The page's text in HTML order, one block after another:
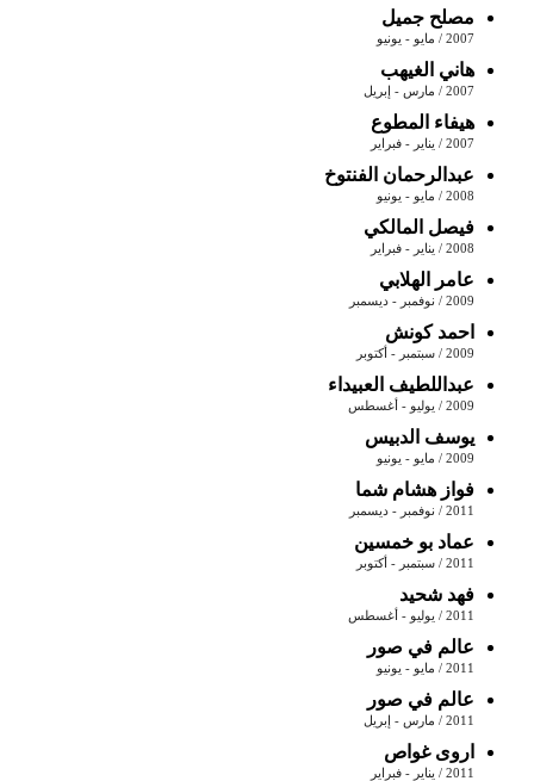
مصلح جميل
2007 / مايو - يونيو
هاني الغيهب
2007 / مارس - إبريل
هيفاء المطوع
2007 / يناير - فبراير
عبدالرحمان الفنتوخ
2008 / مايو - يونيو
فيصل المالكي
2008 / يناير - فبراير
عامر الهلابي
2009 / نوفمبر - ديسمبر
احمد كونش
2009 / سبتمبر - أكتوبر
عبداللطيف العبيداء
2009 / يوليو - أغسطس
يوسف الدبيس
2009 / مايو - يونيو
فواز هشام شما
2011 / نوفمبر - ديسمبر
عماد بو خمسين
2011 / سبتمبر - أكتوبر
فهد شحيد
2011 / يوليو - أغسطس
عالم في صور
2011 / مايو - يونيو
عالم في صور
2011 / مارس - إبريل
اروى غواص
2011 / يناير - فبراير